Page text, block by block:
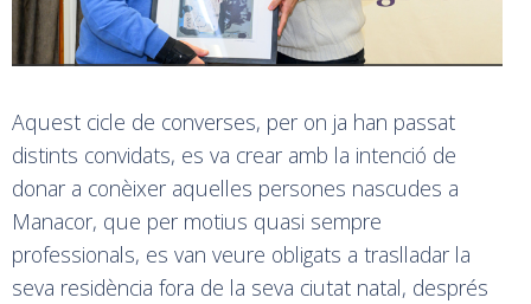
Aquest cicle de converses, per on ja han passat
distints convidats, es va crear amb la intenció de
donar a conèixer aquelles persones nascudes a
Manacor, que per motius quasi sempre
professionals, es van veure obligats a traslladar la
seva residència fora de la seva ciutat natal, després